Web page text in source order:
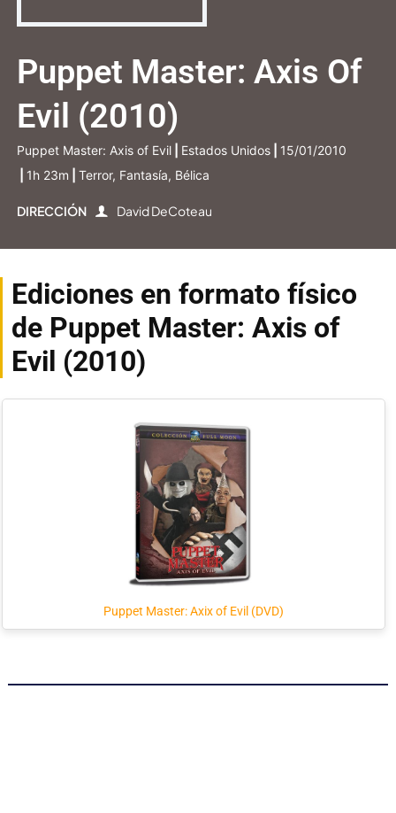
Puppet Master: Axis Of
Evil (2010)
Puppet Master: Axis of Evil Estados Unidos
15/01/2010
1h 23m Terror, Fantasía, Bélica
DIRECCIÓN David DeCoteau
Ediciones en formato físico
de Puppet Master: Axis of
Evil (2010)
Puppet Master: Axix of Evil (DVD)